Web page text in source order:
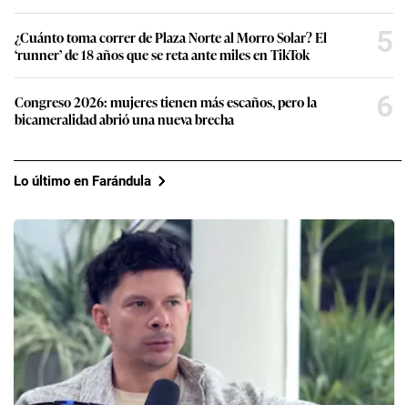
¿Cuánto toma correr de Plaza Norte al Morro Solar? El
‘runner’ de 18 años que se reta ante miles en TikTok
5
Congreso 2026: mujeres tienen más escaños, pero la
bicameralidad abrió una nueva brecha
6
Lo último en Farándula